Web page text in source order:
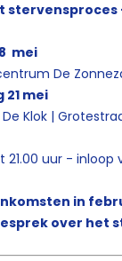
stervensproces
mei
De
21 mei
Klok |
21.00 uur - inloop
in
over het